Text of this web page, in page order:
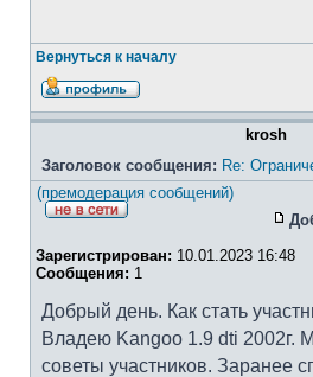
Вернуться к началу
krosh
Заголовок сообщения: Re:
(премодерация сообщений)
Зарегистрирован: 10.01.2023 16:48
Сообщения: 1
Добрый день. Как стать
Владею Kangoo 1.9 dti 2002г.
советы участников. Заранее